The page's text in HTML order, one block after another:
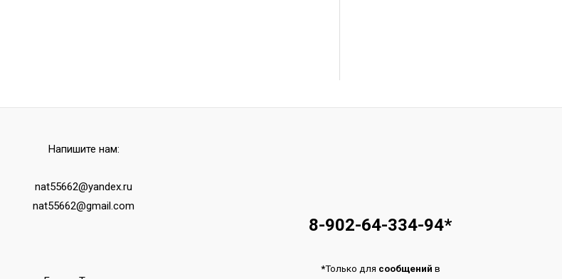
Напишите нам:
nat55662@yandex.ru
nat55662@gmail.com
8-902-64-334-94*
*Только для сообщений в